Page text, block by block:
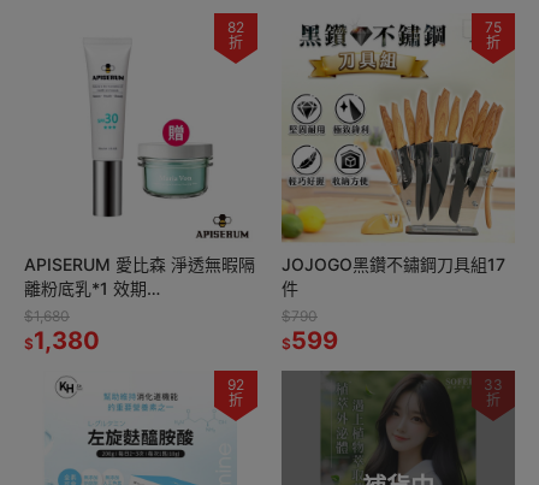
82
折
APISERUM 愛比森 淨透無暇隔
離粉底乳*1 效期
2027.4.2【贈】Maria Von 輕
盈美肌卸妝膏*1
$1,680
$1,380
75
折
JOJOGO黑鑽不鏽鋼刀具組17
件
$790
$599
92
折
33
折